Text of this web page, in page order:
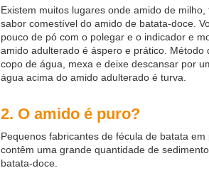
Existem muitos lugares onde amido de
sabor comestível do amido de batata-doce.
pouco de pó com o polegar e o indicador e
amido adulterado é áspero e prático.
copo de água, mexa e deixe descansar por
água acima do amido adulterado é turva.
2. O amido é puro?
Pequenos fabricantes de fécula de batata
contêm uma grande quantidade de
batata-doce.